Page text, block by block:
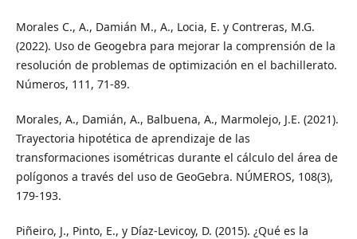
Morales C., A., Damián M., A., Locia, E. y Contreras, M.G.
(2022). Uso de Geogebra para mejorar la comprensión de la
resolución de problemas de optimización en el bachillerato.
Números, 111, 71-89.
Morales, A., Damián, A., Balbuena, A., Marmolejo, J.E. (2021).
Trayectoria hipotética de aprendizaje de las
transformaciones isométricas durante el cálculo del área de
polígonos a través del uso de GeoGebra. NÚMEROS, 108(3),
179-193.
Piñeiro, J., Pinto, E., y Díaz-Levicoy, D. (2015). ¿Qué es la